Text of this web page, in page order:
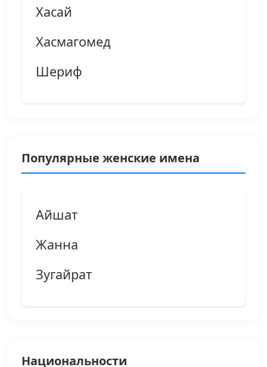
Хасай
Хасмагомед
Шериф
Популярные женские имена
Айшат
Жанна
Зугайрат
Национальности